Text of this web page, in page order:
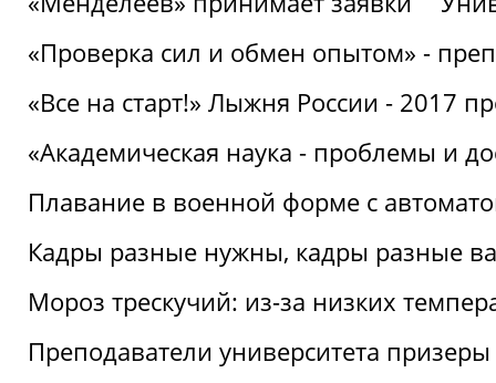
«Проверка сил и обмен опытом» -
«Все на старт!» Лыжня России - 2017
«Академическая наука - проблемы и
Плавание в военной форме с
Кадры разные нужны, кадры разные
Мороз трескучий: из-за низких
Преподаватели университета